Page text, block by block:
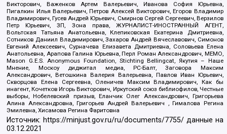
Викторович, Важенков Артем Валерьевич, Иванова София Юрьевна,
Пигалкин Илья Валерьевич, Петров Алексей Викторович, Егоров Владимир
Владимирович, Гусев Андрей Юрьевич, Смирнов Сергей Сергеевич, Верзилов
Петр Юрьевич, ЗП, Зона права, ЖУРНАЛИСТ-ИНОСТРАННЫЙ АГЕНТ,
Вольтская Татьяна Анатольевна, Клепиковская Екатерина Дмитриевна,
Сотников Даниил Владимирович, Захаров Андрей Вячеславович, Симонов
Евгений Алексеевич, Сурначева Елизавета Дмитриевна, Соловьева Елена
Анатольевна, Арапова Галина Юрьевна, Перл Роман Александрович, МЕМО,
Mason G.E.S. Anonymous Foundation, Stichting Bellingcat, Якутия – Наше
Мнение, Москоу диджитал медиа, РС-Балт, Заговора Максим
Александрович, Ветошкина Валерия Валерьевна, Павлов Иван Юрьевич,
Скворцова Елена Сергеевна, Оленичев Максим Владимирович, Как бы
инагент, Кочетков Игорь Викторович, Иркутский союз библиофилов, Честные
выборы, Нобелевский призыв, Еланчик Олег Александрович, Григорьева
Алина Александровна, Григорьев Андрей Валерьевич , Гималова Регина
Эмилевна, Хисамова Регина Фаритовна
Источник: https://minjust.gov.ru/ru/documents/7755/ данные на
03.12.2021